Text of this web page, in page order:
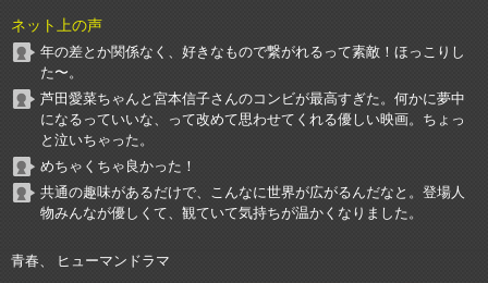
ネット上の声
年の差とか関係なく、好きなもので繋がれるって素敵！ほっこりし
た〜。
芦田愛菜ちゃんと宮本信子さんのコンビが最高すぎた。何かに夢中
になるっていいな、って改めて思わせてくれる優しい映画。ちょっ
と泣いちゃった。
めちゃくちゃ良かった！
共通の趣味があるだけで、こんなに世界が広がるんだなと。登場人
物みんなが優しくて、観ていて気持ちが温かくなりました。
青春、 ヒューマンドラマ